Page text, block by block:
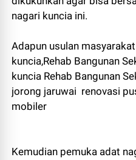
nagari kuncia ini.
Adapun usulan
kuncia,Rehab Bangunan
kuncia Rehab Bangunan
jorong jaruwai renovasi
mobiler
Kemudian pemuka adat